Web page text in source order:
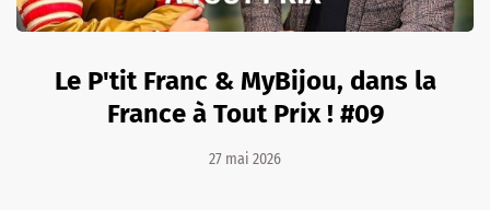
Le P'tit Franc & MyBijou, dans la
France à Tout Prix ! #09
27 mai 2026